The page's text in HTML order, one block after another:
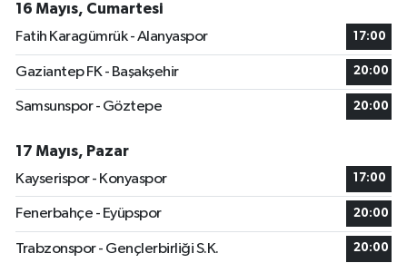
16 Mayıs, Cumartesi
Fatih Karagümrük - Alanyaspor
17:00
Gaziantep FK - Başakşehir 20:00
Samsunspor - Göztepe 20:00
17 Mayıs, Pazar
Kayserispor - Konyaspor
17:00
Fenerbahçe - Eyüpspor 20:00
Trabzonspor - Gençlerbirliği S.K. 20:00